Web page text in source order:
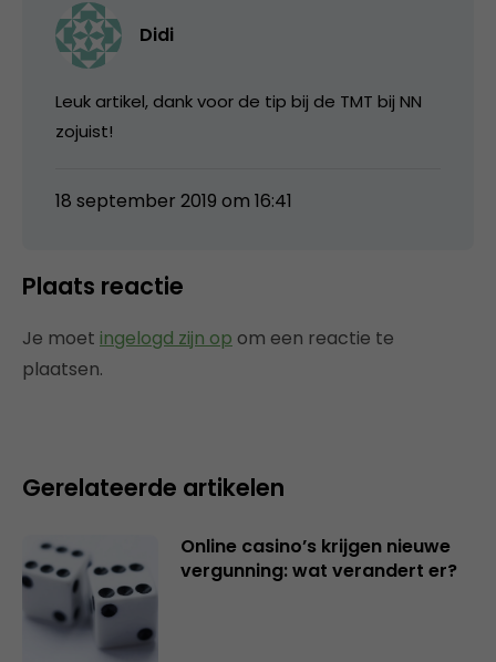
Didi
Leuk artikel, dank voor de tip bij de TMT bij NN
zojuist!
18 september 2019 om 16:41
Plaats reactie
Je moet ingelogd zijn op om een reactie te
plaatsen.
Gerelateerde artikelen
Online casino’s krijgen nieuwe
vergunning: wat verandert er?